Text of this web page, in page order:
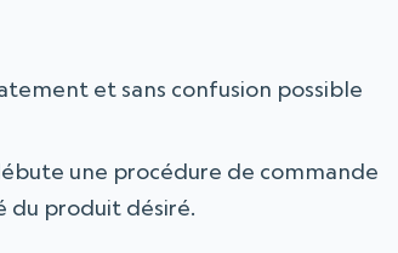
et sans confusion possible
une procédure de commande
produit désiré.